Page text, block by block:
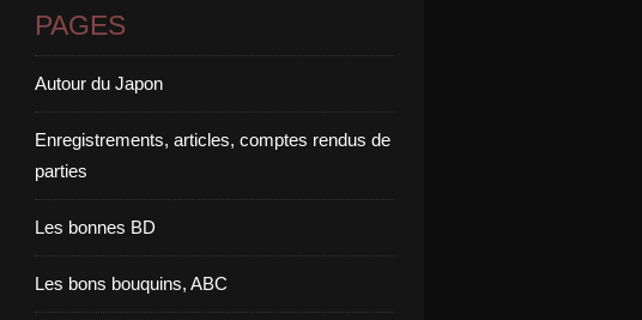
PAGES
Autour du Japon
Enregistrements, articles, comptes rendus de
parties
Les bonnes BD
Les bons bouquins, ABC